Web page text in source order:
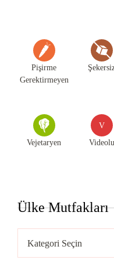
Pişirme
Gerektirmeyen
Vejetaryen
V
Videolu
Ülke Mutfakları
Mutfakları